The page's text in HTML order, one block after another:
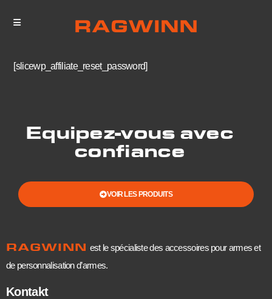
[slicewp_affiliate_reset_password]
Equipez-vous avec
confiance
VOIR LES PRODUITS
RAGWINN est le spécialiste des accessoires pour armes et
de personnalisation d’armes.
Kontakt